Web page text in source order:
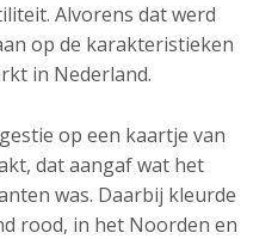
Alvorens dat werd
op de karakteristieken
in Nederland.
op een kaartje van
dat aangaf wat het
was. Daarbij kleurde
rood, in het Noorden en